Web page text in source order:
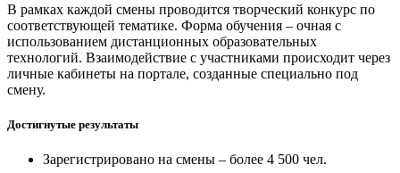
В рамках каждой смены проводится творческий конкурс по
соответствующей тематике. Форма обучения – очная с
использованием дистанционных образовательных
технологий. Взаимодействие с участниками происходит через
личные кабинеты на портале, созданные специально под
смену.
Достигнутые результаты
Зарегистрировано на смены – более 4 500 чел.